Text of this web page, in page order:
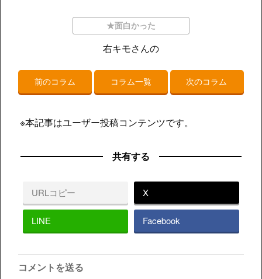
★面白かった
右キモさんの
前のコラム コラム一覧 次のコラム
※本記事はユーザー投稿コンテンツです。
共有する
URLコピー X
LINE Facebook
コメントを送る